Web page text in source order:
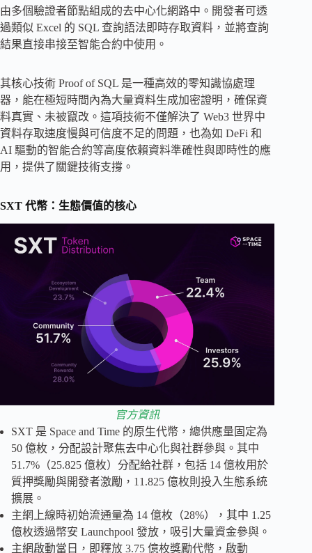
由多個驗證者節點組成的去中心化網路中。開發者可透
過類似 Excel 的 SQL 查詢語法即時存取資料，並將查詢
結果直接串接至智能合約中使用。
其核心技術 Proof of SQL 是一種高效的零知識協處理
器，能在極短時間內為大量資料生成加密證明，確保資
料真實、未被竄改。這項技術不僅解決了 Web3 世界中
資料存取速度慢與可信度不足的問題，也為如 DeFi 和
AI 驅動的智能合約等高度依賴資料準確性與即時性的應
用，提供了關鍵技術支撐。
SXT 代幣：生態價值的核心
官方資訊
SXT 是 Space and Time 的原生代幣，總供應量固定為
50 億枚，分配設計聚焦去中心化與社群參與。其中
51.7%（25.825 億枚）分配給社群，包括 14 億枚用於
質押獎勵與開發者激勵，11.825 億枚則投入生態系統
擴展。
主網上線時初始流通量為 14 億枚（28%），其中 1.25
億枚透過幣安 Launchpool 發放，吸引大量資金參與。
主網啟動當日，即釋放 3.75 億枚獎勵代幣，啟動